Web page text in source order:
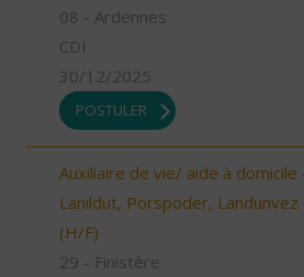
08 - Ardennes
CDI
30/12/2025
POSTULER
Auxiliaire de vie/ aide à domicile
Lanildut, Porspoder, Landunvez
(H/F)
29 - Finistère